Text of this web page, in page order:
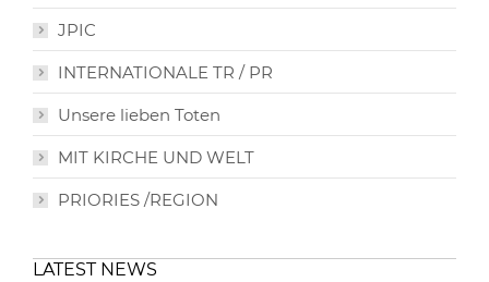
JPIC
INTERNATIONALE TR / PR
Unsere lieben Toten
MIT KIRCHE UND WELT
PRIORIES /REGION
LATEST NEWS